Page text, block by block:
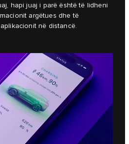
hapi juaj i parë është të lidheni
argëtues dhe të
në distancë.